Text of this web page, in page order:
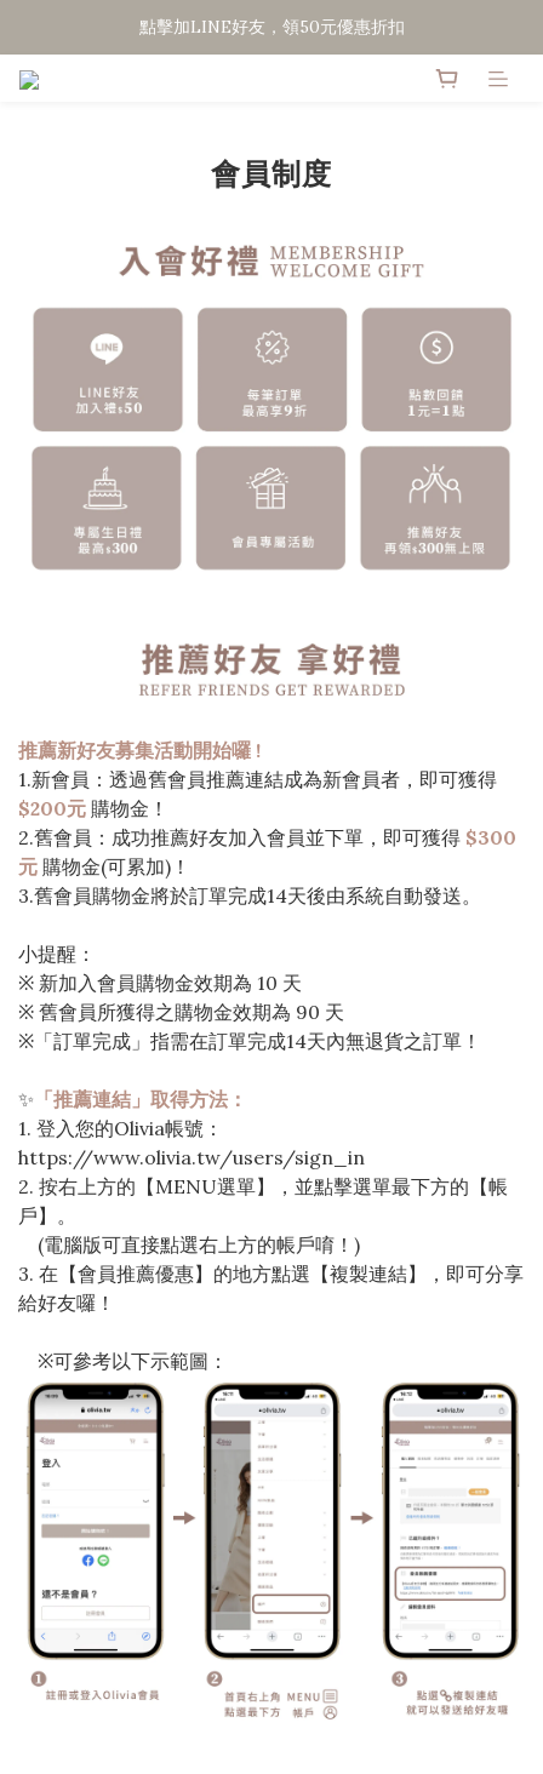
點擊加LINE好友，領50元優惠折扣
點擊加LINE好友，領50元優惠折扣
會員制度
推薦新好友募集活動開始囉 !
1.新會員：透過舊會員推薦連結成為新會員者，即可獲得
$200元 購物金！
2.舊會員：成功推薦好友加入會員並下單，即可獲得 $300
元 購物金(可累加)！
3.舊會員購物金將於訂單完成14天後由系統自動發送。
小提醒：
※ 新加入會員購物金效期為 10 天
※ 舊會員所獲得之購物金效期為 90 天
※「訂單完成」指需在訂單完成14天內無退貨之訂單！
✨ 「推薦連結」取得方法：
1. 登入您的Olivia帳號：
https://www.olivia.tw/users/sign_in
2. 按右上方的【MENU選單】，並點擊選單最下方的【帳
戶】。
(電腦版可直接點選右上方的帳戶唷！)
3. 在【會員推薦優惠】的地方點選【複製連結】，即可分享
給好友囉！
※可參考以下示範圖：